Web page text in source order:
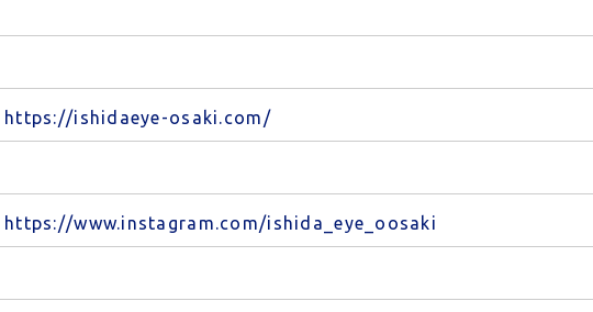
https://ishidaeye-osaki.com/
https://www.instagram.com/ishida_eye_oosaki